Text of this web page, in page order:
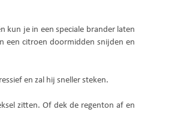
kun je in een speciale brander laten
een citroen doormidden snijden en
en zal hij sneller steken.
zitten. Of dek de regenton af en